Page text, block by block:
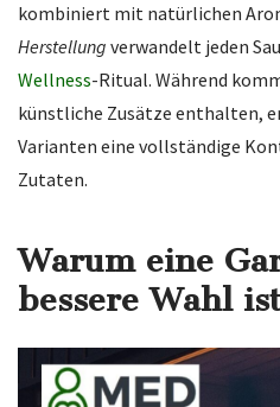
kombiniert mit natürlichen
Herstellung verwandelt jeden
Wellness-Ritual. Während
künstliche Zusätze enthalten,
Varianten eine vollständige
Zutaten.
Warum eine
bessere Wahl